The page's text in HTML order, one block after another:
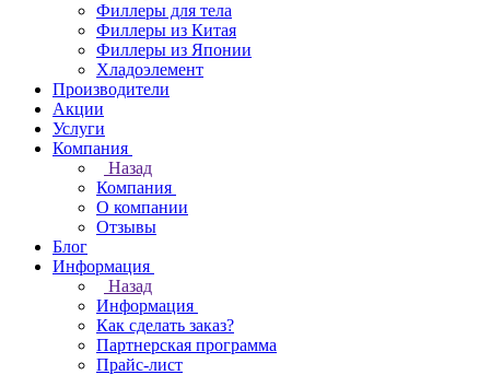
Филлеры для тела
Филлеры из Китая
Филлеры из Японии
Хладоэлемент
Производители
Акции
Услуги
Компания
Назад
Компания
О компании
Отзывы
Блог
Информация
Назад
Информация
Как сделать заказ?
Партнерская программа
Прайс-лист